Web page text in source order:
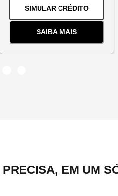
1.0 12V FLEX COMFORT MANUAL
FLEX COMFORT MANUAL
SIMULAR CRÉDITOPARA O
SAIBA MAIS
SOBRE ARGO
EM UM